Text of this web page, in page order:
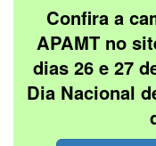
Confira a
APAMT no
dias 26 e 27
Dia Nacional